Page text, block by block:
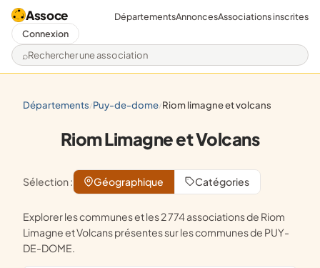
Assoce
Rechercher une association
DépartementsAnnoncesAssociations inscrites
Connexion
départements/ puy-de-dome/ riom limagne et volcans
Riom Limagne et Volcans
Sélection : Géographique Catégories
Explorer les communes et les 2 774 associations de Riom
Limagne et Volcans présentes sur les communes de PUY-
DE-DOME.